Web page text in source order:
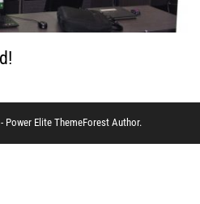
- Power Elite ThemeForest Author.